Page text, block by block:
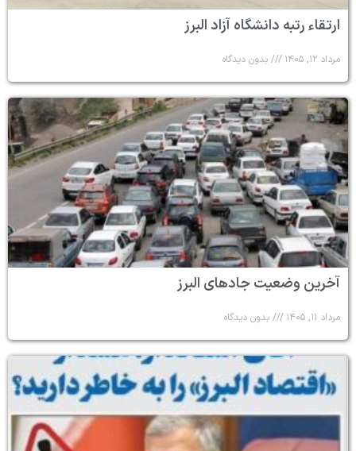
ارتقاء رتبه دانشگاه آزاد البرز
مرداد ۱۲, ۱۴۰۵ بدون دیدگاه
آخرین وضعیت جادهای البرز
مرداد ۱۱, ۱۴۰۵ بدون دیدگاه